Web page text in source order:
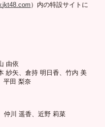
jkt48.com ）内の特設サイトに
由依
紗矢、倉持 明日香、竹内 美
平田 梨奈
仲川 遥香、近野 莉菜